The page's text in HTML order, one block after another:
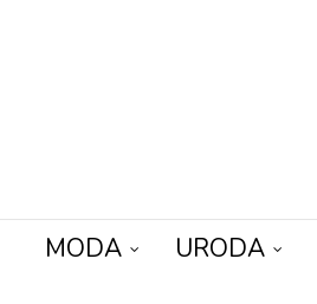
MODA URODA